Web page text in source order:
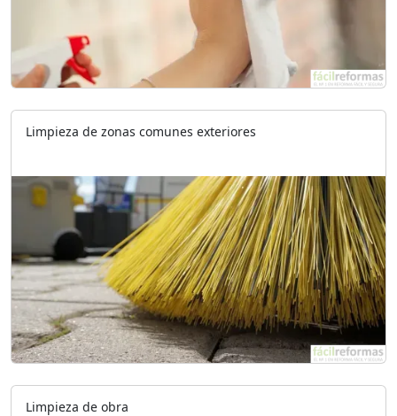
Limpieza de zonas comunes exteriores
Limpieza de obra